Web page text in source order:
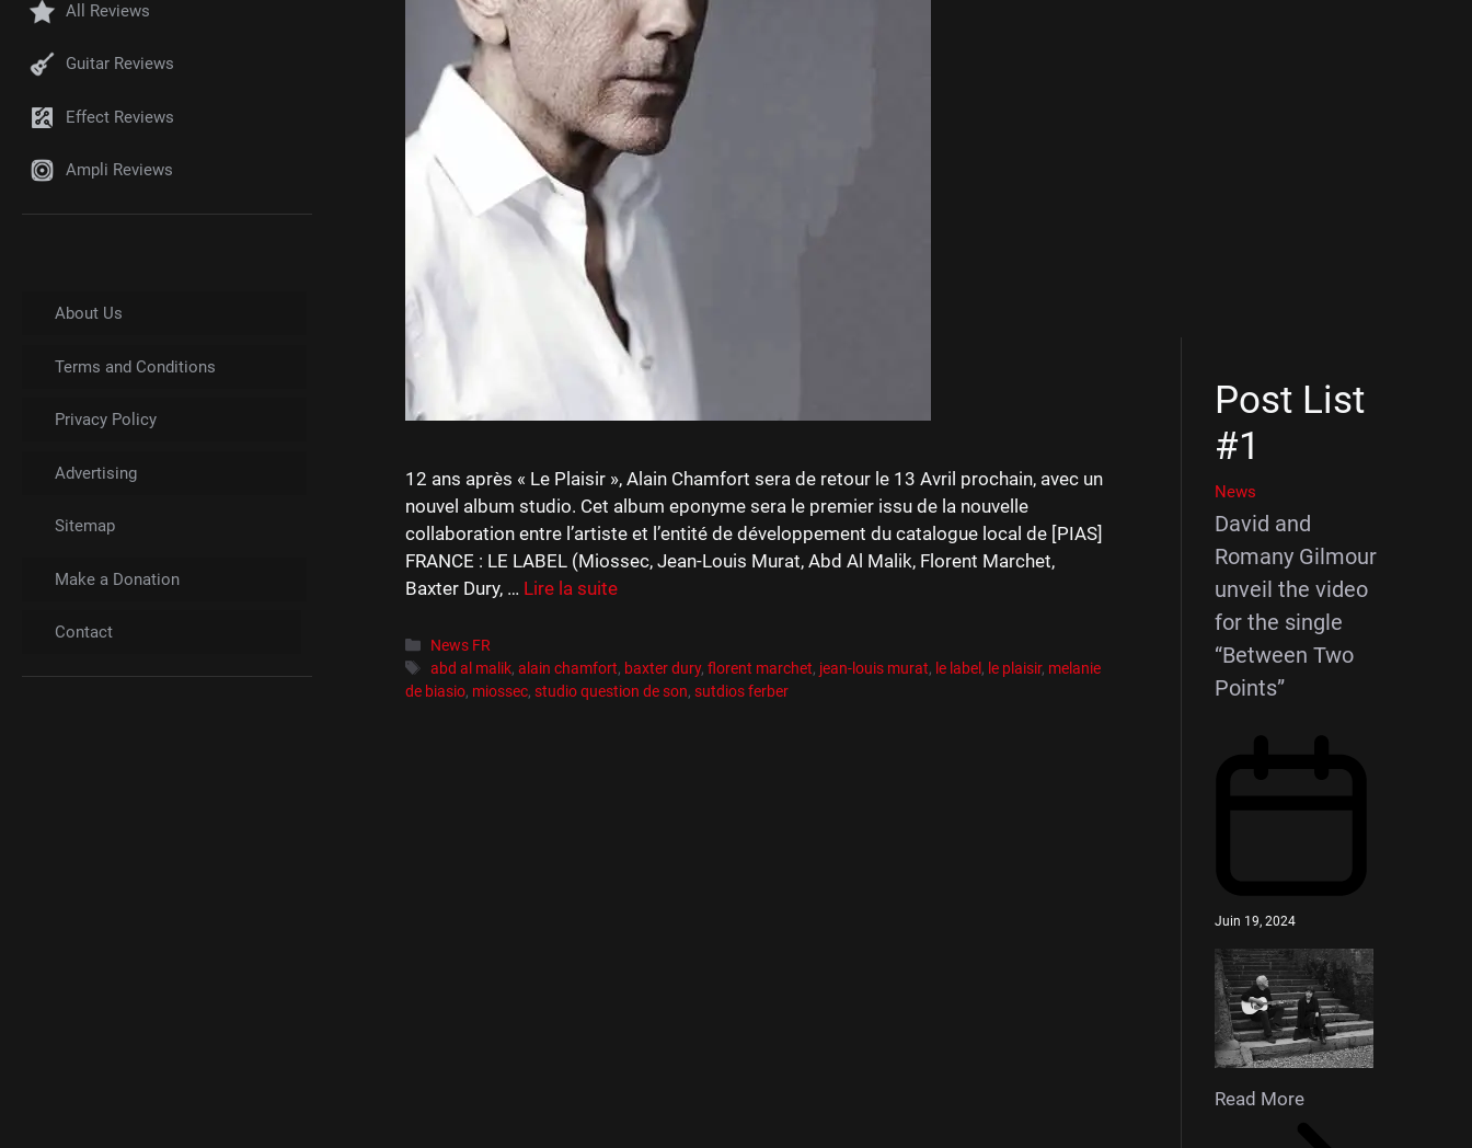
12 ans après « Le Plaisir », Alain Chamfort sera de retour le 13 Avril prochain, avec un
nouvel album studio. Cet album eponyme sera le premier issu de la nouvelle
collaboration entre l’artiste et l’entité de développement du catalogue local de [PIAS]
FRANCE : LE LABEL (Miossec, Jean-Louis Murat, Abd Al Malik, Florent Marchet,
Baxter Dury, … Lire la suite
Catégories
News FR
Étiquettes
abd al malik,alain chamfort, baxter dury,florent marchet, jean-louis murat, le label , le plaisir, melanie
de biasio, miossec, studio question de son, sutdios ferber
All Reviews
Guitar Reviews
Effect Reviews
Ampli Reviews
About Us
Terms and Conditions
Privacy Policy
Advertising
Sitemap
Make a Donation
Contact
Post List
#1
News
David and
Romany Gilmour
unveil the video
for the single
“Between Two
Points”
Juin 19, 2024
Read More